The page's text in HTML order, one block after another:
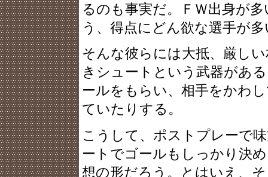
るのも事実だ。ＦＷ出身が
う、得点にどん欲な選手が多
そんな彼らには大抵、厳し
きシュートという武器があ
ールをもらい、相手をかわ
ていたりする。
こうして、ポストプレーで
ートでゴールもしっかり決
想の形だろう。とはいえ、